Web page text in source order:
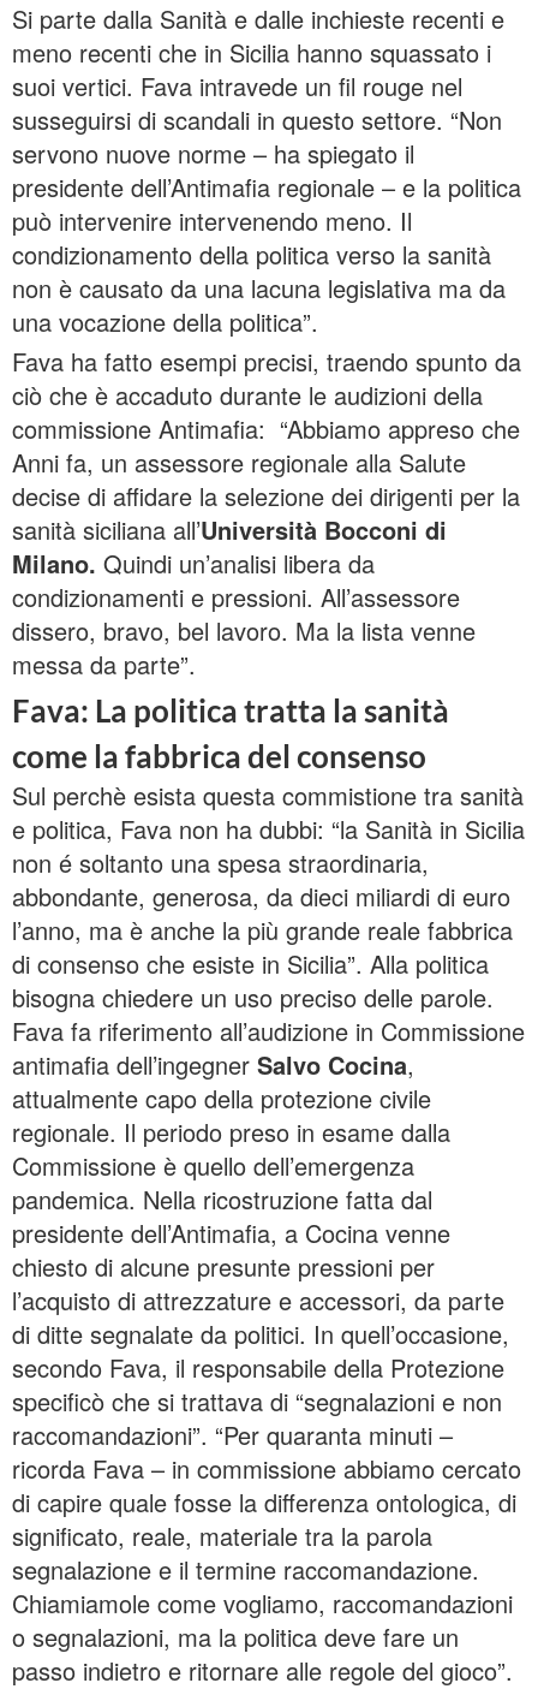
Si parte dalla Sanità e dalle inchieste recenti e
meno recenti che in Sicilia hanno squassato i
suoi vertici. Fava intravede un fil rouge nel
susseguirsi di scandali in questo settore. “Non
servono nuove norme – ha spiegato il
presidente dell’Antimafia regionale – e la politica
può intervenire intervenendo meno. Il
condizionamento della politica verso la sanità
non è causato da una lacuna legislativa ma da
una vocazione della politica”.
Fava ha fatto esempi precisi, traendo spunto da
ciò che è accaduto durante le audizioni della
commissione Antimafia: “Abbiamo appreso che
Anni fa, un assessore regionale alla Salute
decise di affidare la selezione dei dirigenti per la
sanità siciliana all’Università Bocconi di
Milano. Quindi un’analisi libera da
condizionamenti e pressioni. All’assessore
dissero, bravo, bel lavoro. Ma la lista venne
messa da parte”.
Fava: La politica tratta la sanità
come la fabbrica del consenso
Sul perchè esista questa commistione tra sanità
e politica, Fava non ha dubbi: “la Sanità in Sicilia
non é soltanto una spesa straordinaria,
abbondante, generosa, da dieci miliardi di euro
l’anno, ma è anche la più grande reale fabbrica
di consenso che esiste in Sicilia”. Alla politica
bisogna chiedere un uso preciso delle parole.
Fava fa riferimento all’audizione in Commissione
antimafia dell’ingegner Salvo Cocina,
attualmente capo della protezione civile
regionale. Il periodo preso in esame dalla
Commissione è quello dell’emergenza
pandemica. Nella ricostruzione fatta dal
presidente dell’Antimafia, a Cocina venne
chiesto di alcune presunte pressioni per
l’acquisto di attrezzature e accessori, da parte
di ditte segnalate da politici. In quell’occasione,
secondo Fava, il responsabile della Protezione
specificò che si trattava di “segnalazioni e non
raccomandazioni”. “Per quaranta minuti –
ricorda Fava – in commissione abbiamo cercato
di capire quale fosse la differenza ontologica, di
significato, reale, materiale tra la parola
segnalazione e il termine raccomandazione.
Chiamiamole come vogliamo, raccomandazioni
o segnalazioni, ma la politica deve fare un
passo indietro e ritornare alle regole del gioco”.